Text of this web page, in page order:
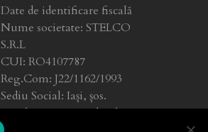
Date de identificare fiscală
Nume societate: STELCO
S.R.L
CUI: RO4107787
Reg.Com: J22/1162/1993
Sediu Social: Iași, șos.
Ungheni Nr. 2, județul Iași